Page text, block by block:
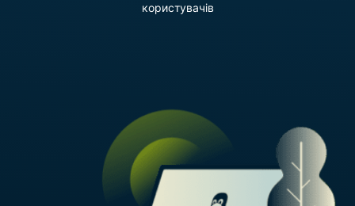
користувачів